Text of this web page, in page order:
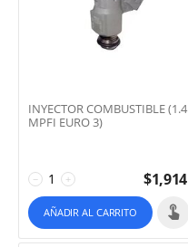
INYECTOR COMBUSTIBLE (1.4
MPFI EURO 3)
+
− $1,914
AÑADIR AL CARRITO